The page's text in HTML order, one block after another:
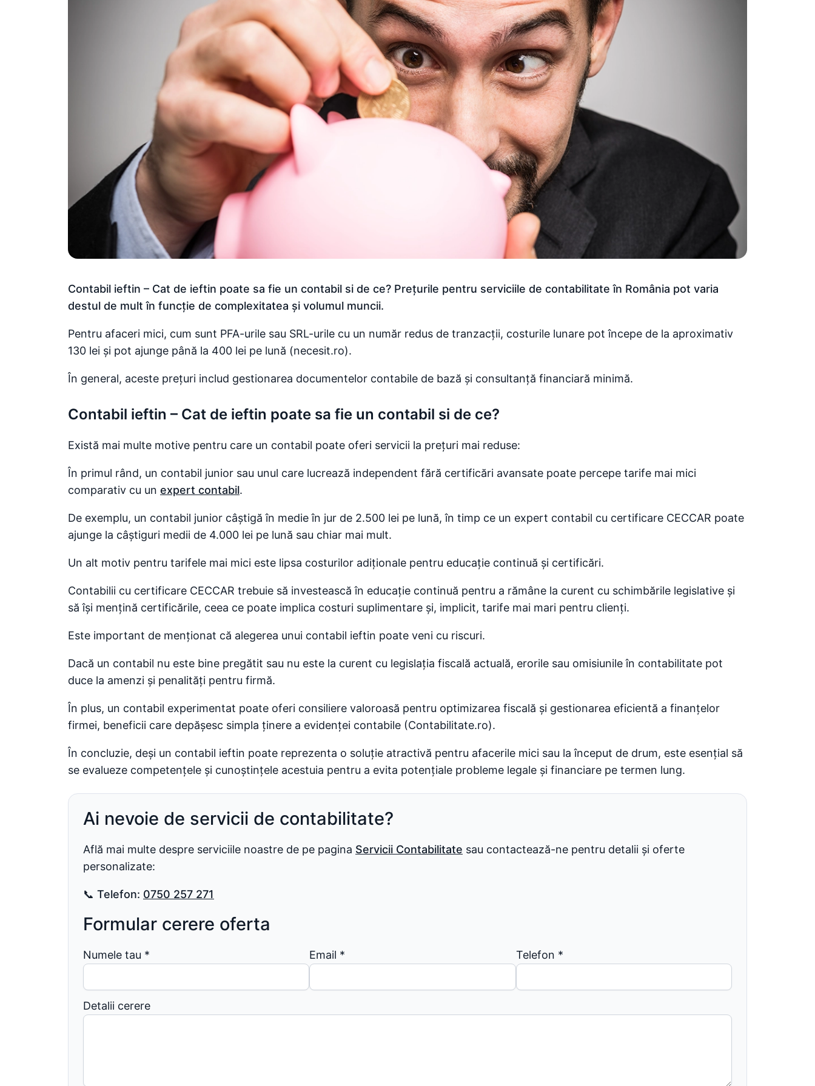
Contabil ieftin – Cat de ieftin poate sa fie un contabil si de ce? Prețurile pentru serviciile de contabilitate în România pot varia
destul de mult în funcție de complexitatea și volumul muncii.
Pentru afaceri mici, cum sunt PFA-urile sau SRL-urile cu un număr redus de tranzacții, costurile lunare pot începe de la aproximativ
130 lei și pot ajunge până la 400 lei pe lună​ (necesit.ro)​.
În general, aceste prețuri includ gestionarea documentelor contabile de bază și consultanță financiară minimă.
Contabil ieftin – Cat de ieftin poate sa fie un contabil si de ce?
Există mai multe motive pentru care un contabil poate oferi servicii la prețuri mai reduse:
În primul rând, un contabil junior sau unul care lucrează independent fără certificări avansate poate percepe tarife mai mici
comparativ cu un expert contabil.
De exemplu, un contabil junior câștigă în medie în jur de 2.500 lei pe lună, în timp ce un expert contabil cu certificare CECCAR poate
ajunge la câștiguri medii de 4.000 lei pe lună sau chiar mai mult.
Un alt motiv pentru tarifele mai mici este lipsa costurilor adiționale pentru educație continuă și certificări.
Contabilii cu certificare CECCAR trebuie să investească în educație continuă pentru a rămâne la curent cu schimbările legislative și
să își mențină certificările, ceea ce poate implica costuri suplimentare și, implicit, tarife mai mari pentru clienți.
Este important de menționat că alegerea unui contabil ieftin poate veni cu riscuri.
Dacă un contabil nu este bine pregătit sau nu este la curent cu legislația fiscală actuală, erorile sau omisiunile în contabilitate pot
duce la amenzi și penalități pentru firmă.
În plus, un contabil experimentat poate oferi consiliere valoroasă pentru optimizarea fiscală și gestionarea eficientă a finanțelor
firmei, beneficii care depășesc simpla ținere a evidenței contabile​ (Contabilitate.ro)​.
În concluzie, deși un contabil ieftin poate reprezenta o soluție atractivă pentru afacerile mici sau la început de drum, este esențial să
se evalueze competențele și cunoștințele acestuia pentru a evita potențiale probleme legale și financiare pe termen lung.
Ai nevoie de servicii de contabilitate?
Află mai multe despre serviciile noastre de pe pagina Servicii Contabilitate sau contactează-ne pentru detalii și oferte
personalizate:
📞 Telefon: 0750 257 271
Formular cerere oferta
Numele tau * Email * Telefon *
Detalii cerere